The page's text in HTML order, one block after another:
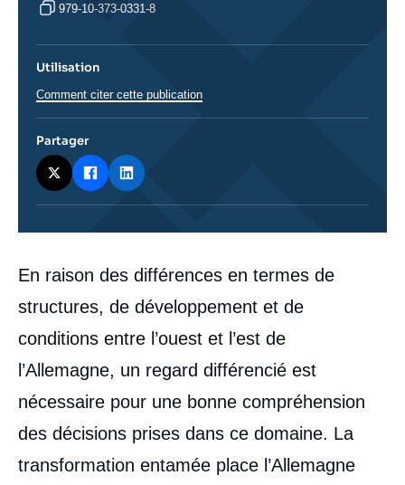
Corps
analyses
En raison des différences en termes de
structures, de développement et de
conditions entre l’ouest et l’est de
l’Allemagne, un regard différencié est
nécessaire pour une bonne compréhension
des décisions prises dans ce domaine. La
transformation entamée place l’Allemagne
979-10-373-0331-8
Utilisation
Comment citer cette publication
Partager